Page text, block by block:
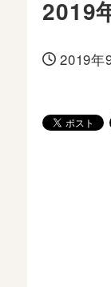
2019
投稿日
2019年